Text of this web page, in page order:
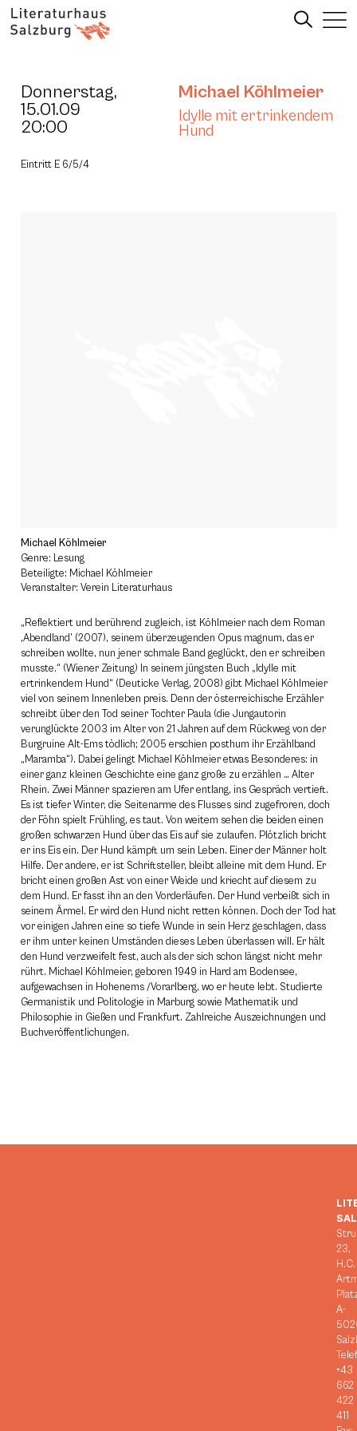
Donnerstag,
15.01.09
20:00
Michael Köhlmeier
Idylle mit ertrinkendem
Hund
Eintritt E 6/5/4
Michael Köhlmeier
Genre: Lesung
Beteiligte: Michael Köhlmeier
Veranstalter: Verein Literaturhaus
„Reflektiert und berührend zugleich, ist Köhlmeier nach dem Roman
‚Abendland’ (2007), seinem überzeugenden Opus magnum, das er
schreiben wollte, nun jener schmale Band geglückt, den er schreiben
musste.“ (Wiener Zeitung) In seinem jüngsten Buch „Idylle mit
ertrinkendem Hund“ (Deuticke Verlag, 2008) gibt Michael Köhlmeier
viel von seinem Innenleben preis. Denn der österreichische Erzähler
schreibt über den Tod seiner Tochter Paula (die Jungautorin
verunglückte 2003 im Alter von 21 Jahren auf dem Rückweg von der
Burgruine Alt-Ems tödlich; 2005 erschien posthum ihr Erzählband
„Maramba“). Dabei gelingt Michael Köhlmeier etwas Besonderes: in
einer ganz kleinen Geschichte eine ganz große zu erzählen … Alter
Rhein. Zwei Männer spazieren am Ufer entlang, ins Gespräch vertieft.
Es ist tiefer Winter, die Seitenarme des Flusses sind zugefroren, doch
der Föhn spielt Frühling, es taut. Von weitem sehen die beiden einen
großen schwarzen Hund über das Eis auf sie zulaufen. Plötzlich bricht
er ins Eis ein. Der Hund kämpft um sein Leben. Einer der Männer holt
Hilfe. Der andere, er ist Schriftsteller, bleibt alleine mit dem Hund. Er
bricht einen großen Ast von einer Weide und kriecht auf diesem zu
dem Hund. Er fasst ihn an den Vorderläufen. Der Hund verbeißt sich in
seinem Ärmel. Er wird den Hund nicht retten können. Doch der Tod hat
vor einigen Jahren eine so tiefe Wunde in sein Herz geschlagen, dass
er ihm unter keinen Umständen dieses Leben überlassen will. Er hält
den Hund verzweifelt fest, auch als der sich schon längst nicht mehr
rührt. Michael Köhlmeier, geboren 1949 in Hard am Bodensee,
aufgewachsen in Hohenems /Vorarlberg, wo er heute lebt. Studierte
Germanistik und Politologie in Marburg sowie Mathematik und
Philosophie in Gießen und Frankfurt. Zahlreiche Auszeichnungen und
Buchveröffentlichungen.
23,
H.C.
A-
+43
662
422
411